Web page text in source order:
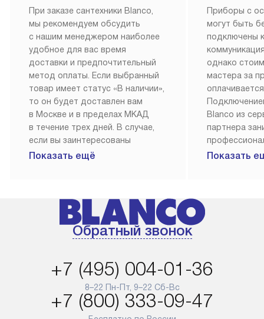
При заказе сантехники Blanco,
мы рекомендуем обсудить
с нашим менеджером наиболее
удобное для вас время
доставки и предпочтительный
метод оплаты. Если выбранный
товар имеет статус «В наличии»,
то он будет доставлен вам
в Москве и в пределах МКАД
в течение трех дней. В случае,
если вы заинтересованы
в товаре, который доступен
менеджером на сайте. Товары
с особым лейблом
доставляются бесплатно
аксессуаров не предусмотрена.
Для доставки в другие регионы
мы используем услуги
Показать ещё
Приборы с
могут быть
подключены
однако
мастера за
Blanco из
партнера
Наш сервис
возможные
Готовые
Показать
Обратный звонок
+7 (495) 004-01-36
8–22 Пн-Пт, 9–22 Сб-Вс
+7 (800) 333-09-47